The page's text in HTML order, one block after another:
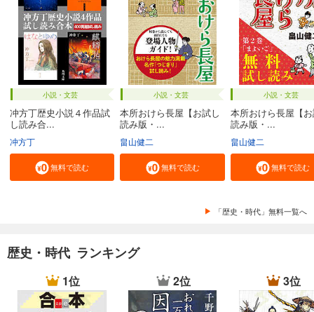
小説・文芸
冲方丁歴史小説４作品試
し読み合...
冲方丁
無料で読む
小説・文芸
本所おけら長屋【お試し
読み版・...
畠山健二
無料で読む
小説・文芸
本所おけら長屋【
読み版・...
畠山健二
無料で読む
「歴史・時代」無料一覧へ
歴史・時代 ランキング
1位 2位 3位